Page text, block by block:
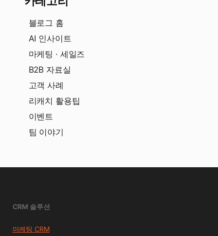
블로그 홈
AI 인사이트
마케팅 · 세일즈
B2B 자료실
고객 사례
리캐치 활용팁
이벤트
팀 이야기
CRM 솔루션
마케팅 CRM